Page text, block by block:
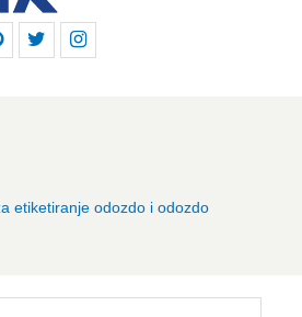
etiketiranje odozdo i odozdo